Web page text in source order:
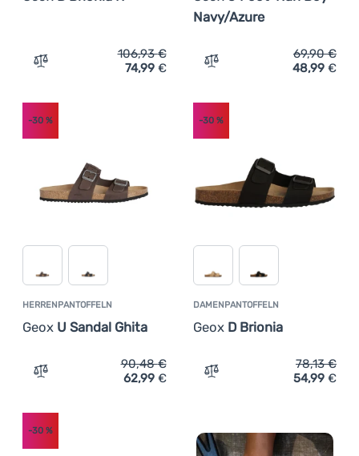
Zum Vergleich 'Damenpantoffeln Geox D Brionia R'
106,93€
74,99 €
Navy/Azure
Zum Vergleich
69,90€
48,99 €
HERRENPANTOFFELN
Geox U Sandal Ghita
-30 %
Zum Vergleich 'Herrenpantoffeln Geox U Sandal Ghita'
90,48€
62,99 €
DAMENPANTOFFELN
Geox D Brionia
-30%
Zum Vergleich
78,13€
54,99 €
-30 %